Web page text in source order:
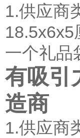
1.供应商
18.5x6x5
一个礼品
有吸引
造商
1.供应商